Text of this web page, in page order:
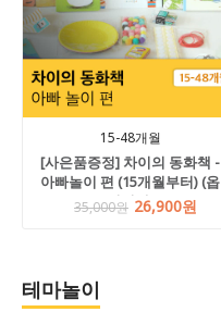
15-48개월
[사은품증정] 차이의 동화책 -
아빠놀이 편 (15개월부터) (옵
션선택)
35,000원 26,900원
테마놀이